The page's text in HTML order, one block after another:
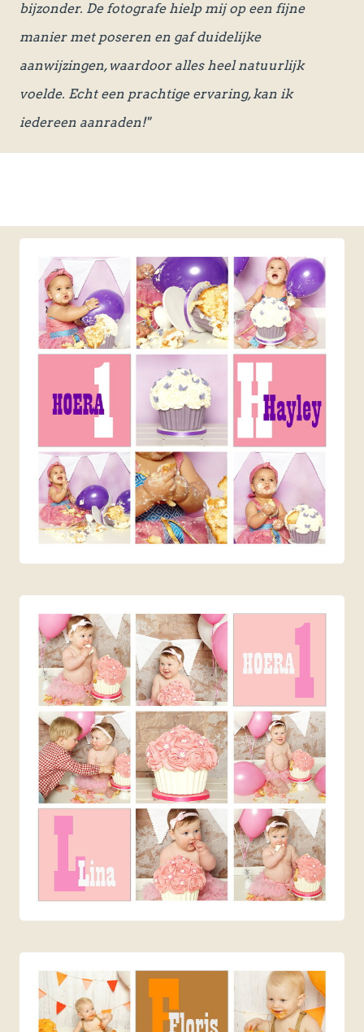
bijzonder. De fotografe hielp mij op een fijne
manier met poseren en gaf duidelijke
aanwijzingen, waardoor alles heel natuurlijk
voelde. Echt een prachtige ervaring, kan ik
iedereen aanraden!"